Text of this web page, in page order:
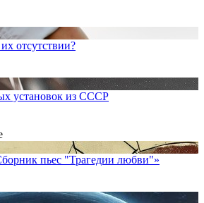
отсутствии?
установок из СССР
пьес "Трагедии любви"»